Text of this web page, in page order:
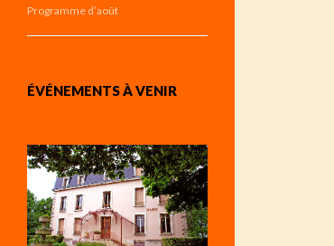
Programme d’août
ÉVÉNEMENTS À VENIR